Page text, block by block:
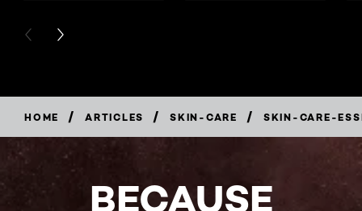
PREVIOUS CARD
NEXT CARD
HOME / ARTICLES / SKIN-CARE / SKIN-CARE-
BECAUSE